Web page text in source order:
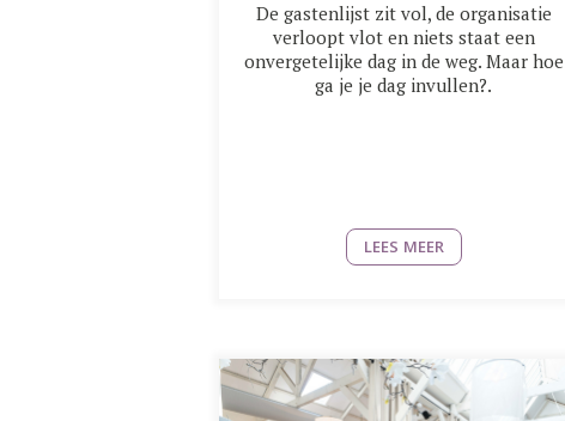
De gastenlijst zit vol, de organisatie
verloopt vlot en niets staat een
onvergetelijke dag in de weg. Maar hoe
ga je je dag invullen?.
LEES MEER